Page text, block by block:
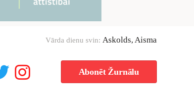
Vārda dienu svin: Askolds, Aisma
Abonēt Žurnālu